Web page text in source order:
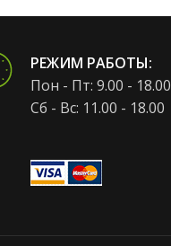
РЕЖИМ РАБОТЫ:
Пон - Пт: 9.00 - 18.00
Сб - Вс: 11.00 - 18.00